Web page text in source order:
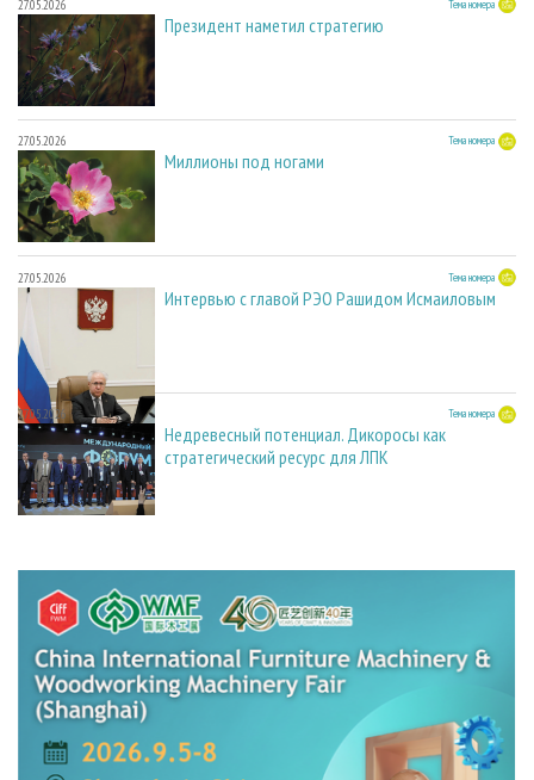
27.05.2026 Тема номера
Президент наметил стратегию
27.05.2026 Тема номера
Миллионы под ногами
27.05.2026 Тема номера
Интервью с главой РЭО Рашидом Исмаиловым
27.05.2026 Тема номера
Недревесный потенциал. Дикоросы как
стратегический ресурс для ЛПК